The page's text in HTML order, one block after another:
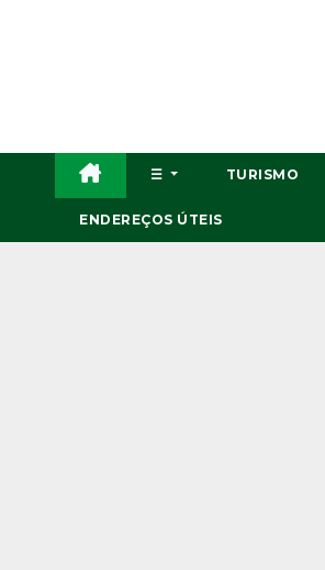
☰ TURISMO
ENDEREÇOS ÚTEIS